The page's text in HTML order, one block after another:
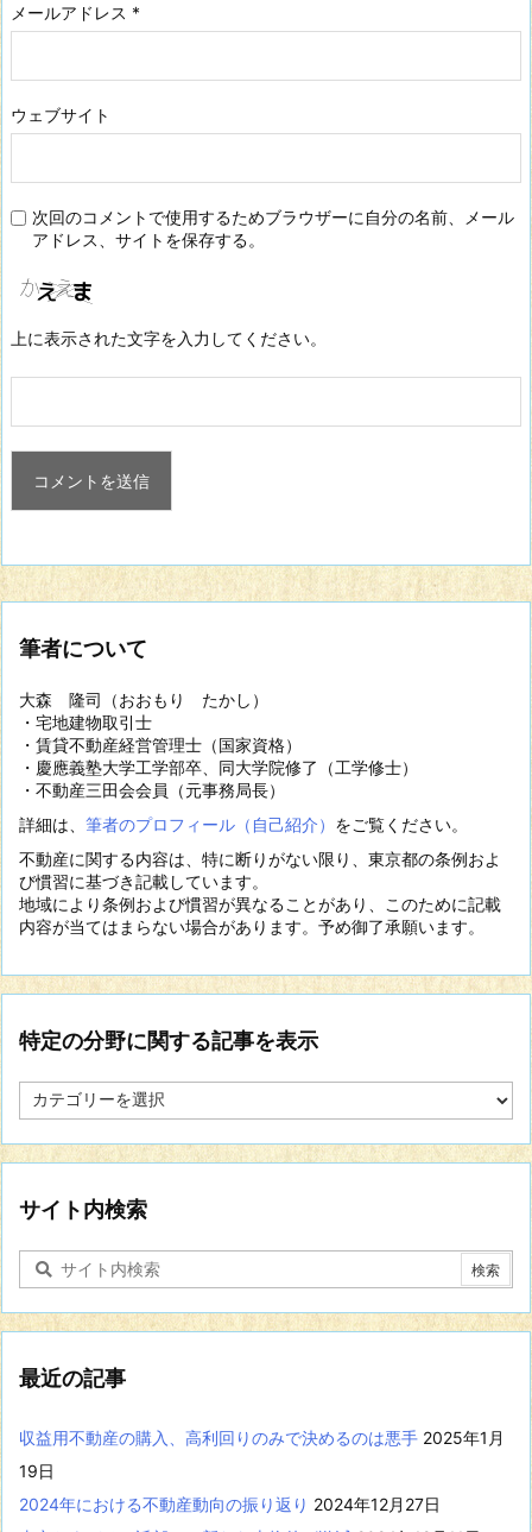
メールアドレス *
ウェブサイト
次回のコメントで使用するためブラウザーに自分の名前、メール
アドレス、サイトを保存する。
上に表示された文字を入力してください。
筆者について
大森 隆司（おおもり たかし）
・宅地建物取引士
・賃貸不動産経営管理士（国家資格）
・慶應義塾大学工学部卒、同大学院修了（工学修士）
・不動産三田会会員（元事務局長）
詳細は、 筆者のプロフィール（自己紹介） をご覧ください。
不動産に関する内容は、特に断りがない限り、東京都の条例およ
び慣習に基づき記載しています。
地域により条例および慣習が異なることがあり、このために記載
内容が当てはまらない場合があります。予め御了承願います。
特定の分野に関する記事を表示
定
分
に
関
す
記
事
を
示
サイト内検索
最近の記事
収益用不動産の購入、高利回りのみで決めるのは悪手 2025年1月
19日
2024年における不動産動向の振り返り 2024年12月27日